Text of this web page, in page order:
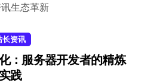
讯生态革新
长资讯
：服务器开发者的精炼
实践